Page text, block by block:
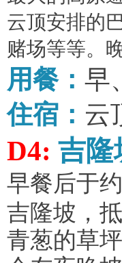
云顶安排的
赌场等等。
用餐： 早
住宿： 云
D4: 吉隆
早餐后于
吉隆坡，
青葱的草